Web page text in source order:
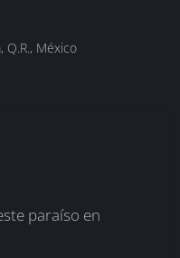
Q.R., México
paraíso en